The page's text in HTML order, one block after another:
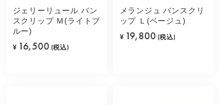
ジェリーリュール バン
スクリップ Ｍ(ライトブ
ルー)
¥ 16,500 (税込)
メランジュ バンスクリ
ップ Ｌ(ベージュ)
¥ 19,800 (税込)